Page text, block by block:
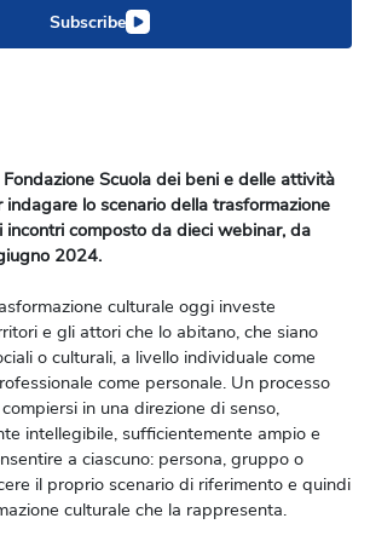
Subscribe
Scuola dei beni e delle attività
indagare lo scenario della trasformazione
incontri composto da dieci webinar, da
2024.
culturale oggi investe
e gli attori che lo abitano, che siano
o culturali, a livello individuale come
come personale. Un processo
in una direzione di senso,
intellegibile, sufficientemente ampio e
a ciascuno: persona, gruppo o
il proprio scenario di riferimento e quindi
culturale che la rappresenta.